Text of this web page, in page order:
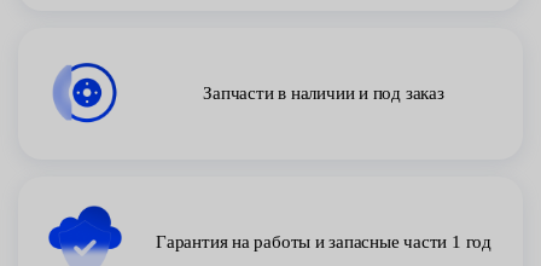
Запчасти в наличии и под заказ
Гарантия на работы и запасные части 1 год